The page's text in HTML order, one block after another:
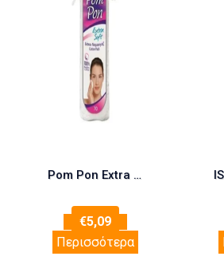
Pom Pon Extra Soft Δίσκοι Ντεμακιγιάζ 70τεμάχια
€5,09
Περισσότερα